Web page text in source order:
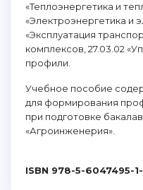
«Теплоэнергетика и
«Электроэнергетика и
«Эксплуатация
комплексов, 27.03.02
профили.
Учебное пособие
для формирования
при подготовке
«Агроинженерия».
ISBN 978-5-6047495-